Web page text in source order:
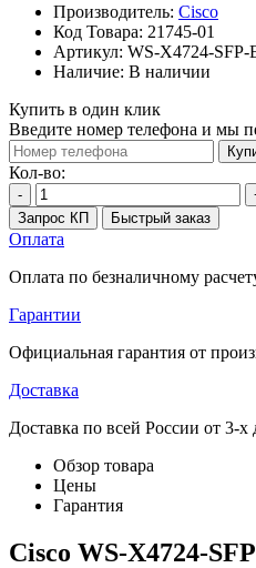
Производитель: Cisco
Код Товара: 21745-01
Артикул: WS-X4724-SFP-
Наличие: В наличии
Купить в один клик
Введите номер телефона и мы
Кол-во:
-
Запрос КП
Быстрый заказ
Оплата
Оплата по безналичному
Гарантии
Официальная гарантия от
Доставка
Доставка по всей России от 3-
Обзор товара
Цены
Гарантия
Cisco WS-X4724-